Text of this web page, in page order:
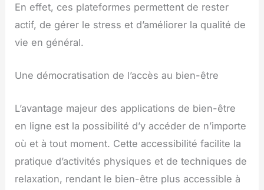
En effet, ces plateformes permettent de rester
actif, de gérer le stress et d’améliorer la qualité de
vie en général.
Une démocratisation de l’accès au bien-être
L’avantage majeur des applications de bien-être
en ligne est la possibilité d’y accéder de n’importe
où et à tout moment. Cette accessibilité facilite la
pratique d’activités physiques et de techniques de
relaxation, rendant le bien-être plus accessible à